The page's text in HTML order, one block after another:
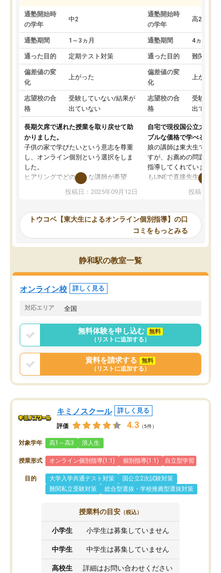
通塾開始時
の学年
中2
通塾期間 1～3ヵ月
通った目的 定期テスト対策
偏差値の変
化
上がった
志望校の合
格
受験していない/結果が
出ていない
長期欠席で遅れた授業を取り戻せて助
かりました。
子供の家で学びたいという意志を尊重
し、オンライン個別という選択をしま
した。
ヒアリングでどのような講師が希望
か、オプションは付帯するかなど選ぶ
事が出来ました。
ーティングを行い、その講師で良いか
見てから講師を決定する事ができま
す。
うちの子は、初回面談の講師の方で決
オンラインツールを使用した単語帳の
共有があり宿題もそちらで出される形
でした。
言う事で講師変更の申し出があり、あ
まりに短期での変更だった為、塾に通
う事にして退会しました。遅れも取り
戻せ、授業内容や講師の方は良かった
と思います。
投稿日：2025年09月12日
通塾開始時
の学年
高2
通塾期間 4ヵ月～1
通った目的 難関私立
偏差値の変
化
上がった
志望校の合
格
受験して
出ていな
自宅で現役国公立大学生
ブルな価格で学べる
娘の講師は東大生では無
すが、お薦めの問題集や
指導してくれています。
もLINEで直接先生に質問
めれるので、個人に合
いなのがあり(有料)、受
ことをどんなスケジュー
くか相談したのですが、
ち期待したものではなく
くなってきたようなので
投稿日：
トウコベ【東大生によるオンライン個別指導】の口
コミをもっとみる
静和駅の教室一覧
オンライン校 詳しく見る
対応エリア 全国
無料体験を申し込む
無料
（リストに追加する）
資料を請求する
無料
（リストに追加する）
キミノスクール 詳しく見る
評価 4.3 （5件）
対象学年 高1～高3 浪人生
授業形式 オンライン個別指導(1:1) 個別指導(1:1) 自立型学習
目的 大学入学共通テスト対策
国公立2次試験対策
難関私立受験対策
総合型選抜・学校推薦型選抜対策
授業料の目安 （税込）
小学生 小学生は募集していません
中学生 中学生は募集していません
高校生 詳細はお問い合わせください